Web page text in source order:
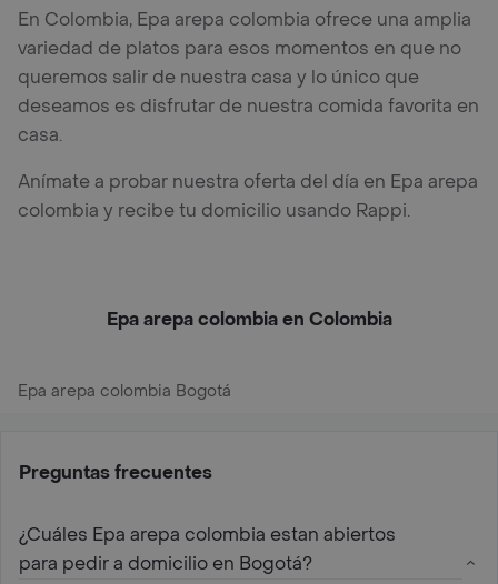
En Colombia, Epa arepa colombia ofrece una amplia
variedad de platos para esos momentos en que no
queremos salir de nuestra casa y lo único que
deseamos es disfrutar de nuestra comida favorita en
casa.
Anímate a probar nuestra oferta del día en Epa arepa
colombia y recibe tu domicilio usando Rappi.
Epa arepa colombia en Colombia
Epa arepa colombia Bogotá
Preguntas frecuentes
¿Cuáles Epa arepa colombia estan abiertos
para pedir a domicilio en Bogotá?